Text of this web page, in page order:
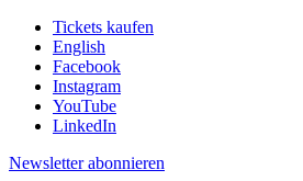
Tickets kaufen
English
Facebook
Instagram
YouTube
LinkedIn
Newsletter abonnieren